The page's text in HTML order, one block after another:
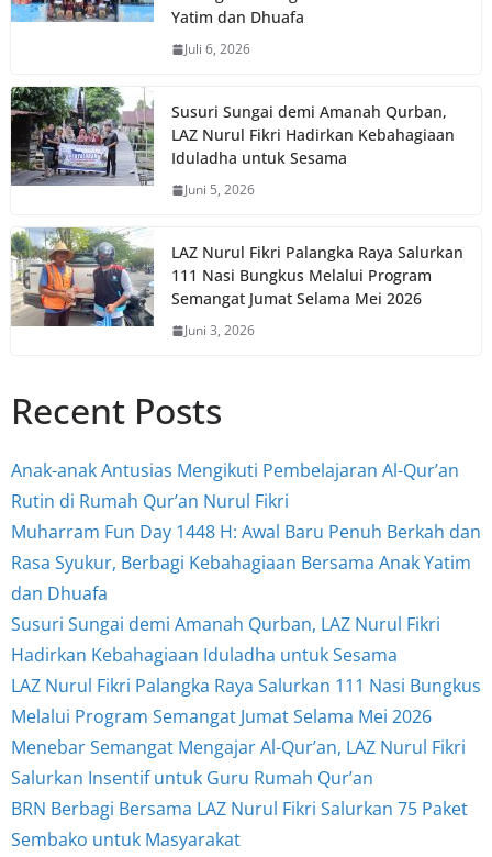
Yatim dan Dhuafa
Juli 6, 2026
Susuri Sungai demi Amanah Qurban,
LAZ Nurul Fikri Hadirkan Kebahagiaan
Iduladha untuk Sesama
Juni 5, 2026
LAZ Nurul Fikri Palangka Raya Salurkan
111 Nasi Bungkus Melalui Program
Semangat Jumat Selama Mei 2026
Juni 3, 2026
Recent Posts
Anak-anak Antusias Mengikuti Pembelajaran Al-Qur’an
Rutin di Rumah Qur’an Nurul Fikri
Muharram Fun Day 1448 H: Awal Baru Penuh Berkah dan
Rasa Syukur, Berbagi Kebahagiaan Bersama Anak Yatim
dan Dhuafa
Susuri Sungai demi Amanah Qurban, LAZ Nurul Fikri
Hadirkan Kebahagiaan Iduladha untuk Sesama
LAZ Nurul Fikri Palangka Raya Salurkan 111 Nasi Bungkus
Melalui Program Semangat Jumat Selama Mei 2026
Menebar Semangat Mengajar Al-Qur’an, LAZ Nurul Fikri
Salurkan Insentif untuk Guru Rumah Qur’an
BRN Berbagi Bersama LAZ Nurul Fikri Salurkan 75 Paket
Sembako untuk Masyarakat